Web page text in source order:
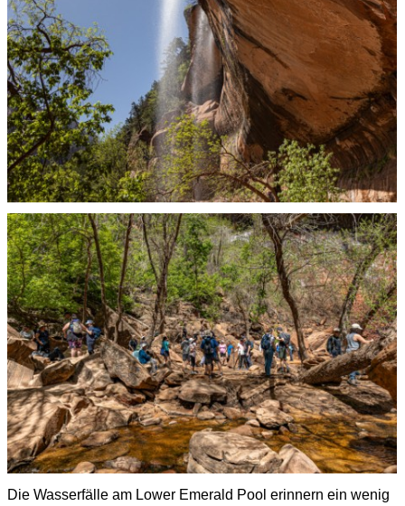
Die Wasserfälle am Lower Emerald Pool erinnern ein wenig